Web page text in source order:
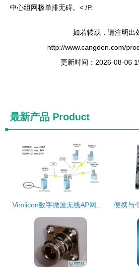
中心组网极单排无碍。 < /P.
如若转载，请注明出
http://www.cangden.com/
更新时间：2026-08-06
最新产品 Product